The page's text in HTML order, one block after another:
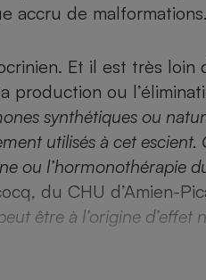
accru de malformations.
Et il est très loin
production ou
synthétiques ou
utilisés à cet
ou l’hormonothérapie
du CHU d’Amien-
être à l’origine d’effet
à
Four encastrable
-
Appareil photo
numérique